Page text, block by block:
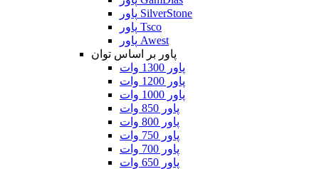
پاور SilverStone
پاور Tsco
پاور Awest
پاور بر اساس توان
پاور 1300 وات
پاور 1200 وات
پاور 1000 وات
پاور 850 وات
پاور 800 وات
پاور 750 وات
پاور 700 وات
پاور 650 وات